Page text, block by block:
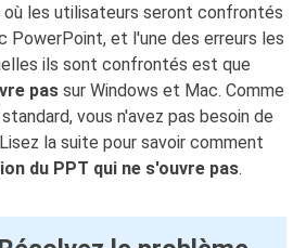
où les utilisateurs seront confrontés
PowerPoint, et l'une des erreurs les
ils sont confrontés est que
passur Windows et Mac. Comme
vous n'avez pas besoin de
la suite pour savoir comment
du PPT qui ne s'ouvre pas.